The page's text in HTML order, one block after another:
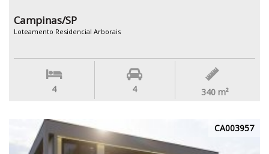
Campinas/SP
Loteamento Residencial Arborais
4 4 340 m²
CA003957